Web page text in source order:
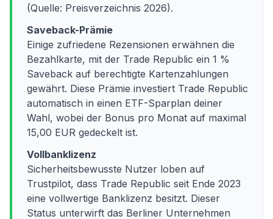
(Quelle: Preisverzeichnis 2026).
Saveback-Prämie
Einige zufriedene Rezensionen erwähnen die
Bezahlkarte, mit der Trade Republic ein 1 %
Saveback auf berechtigte Kartenzahlungen
gewährt. Diese Prämie investiert Trade Republic
automatisch in einen ETF-Sparplan deiner
Wahl, wobei der Bonus pro Monat auf maximal
15,00 EUR gedeckelt ist.
Vollbanklizenz
Sicherheitsbewusste Nutzer loben auf
Trustpilot, dass Trade Republic seit Ende 2023
eine vollwertige Banklizenz besitzt. Dieser
Status unterwirft das Berliner Unternehmen